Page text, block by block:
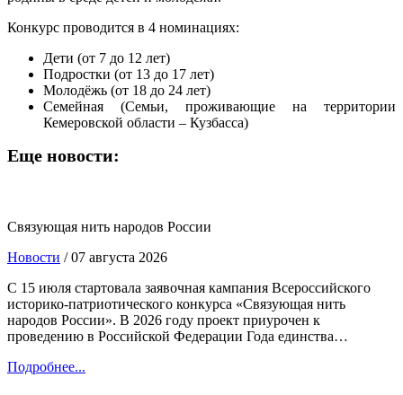
Конкурс проводится в 4 номинациях:
Дети (от 7 до 12 лет)
Подростки (от 13 до 17 лет)
Молодёжь (от 18 до 24 лет)
Семейная (Семьи, проживающие на территории
Кемеровской области – Кузбасса)
Еще новости:
Связующая нить народов России
Новости / 07 августа 2026
С 15 июля стартовала заявочная кампания Всероссийского
историко-патриотического конкурса «Связующая нить
народов России». В 2026 году проект приурочен к
проведению в Российской Федерации Года единства…
Подробнее...